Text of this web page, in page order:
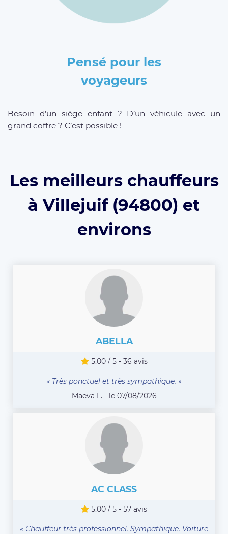
Pensé pour les
voyageurs
Besoin d’un siège enfant ? D’un véhicule avec un
grand coffre ? C’est possible !
Les meilleurs chauffeurs
à Villejuif (94800) et
environs
ABELLA
5.00 / 5 - 36 avis
« Très ponctuel et très sympathique. »
Maeva L. - le 07/08/2026
AC CLASS
5.00 / 5 - 57 avis
« Chauffeur très professionnel. Sympathique. Voiture